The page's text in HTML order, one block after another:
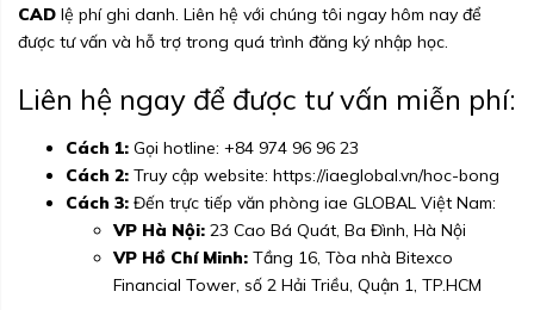
CAD lệ phí ghi danh. Liên hệ với chúng tôi ngay hôm nay để
được tư vấn và hỗ trợ trong quá trình đăng ký nhập học.
Liên hệ ngay để được tư vấn miễn phí:
Cách 1: Gọi hotline: +84 974 96 96 23
Cách 2: Truy cập website: https://iaeglobal.vn/hoc-bong
Cách 3: Đến trực tiếp văn phòng iae GLOBAL Việt Nam:
VP Hà Nội: 23 Cao Bá Quát, Ba Đình, Hà Nội
VP Hồ Chí Minh: Tầng 16, Tòa nhà Bitexco
Financial Tower, số 2 Hải Triều, Quận 1, TP.HCM